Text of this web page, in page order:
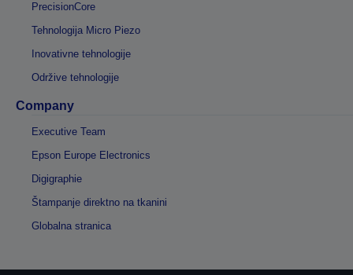
PrecisionCore
Tehnologija Micro Piezo
Inovativne tehnologije
Održive tehnologije
Company
Executive Team
Epson Europe Electronics
Digigraphie
Štampanje direktno na tkanini
Globalna stranica